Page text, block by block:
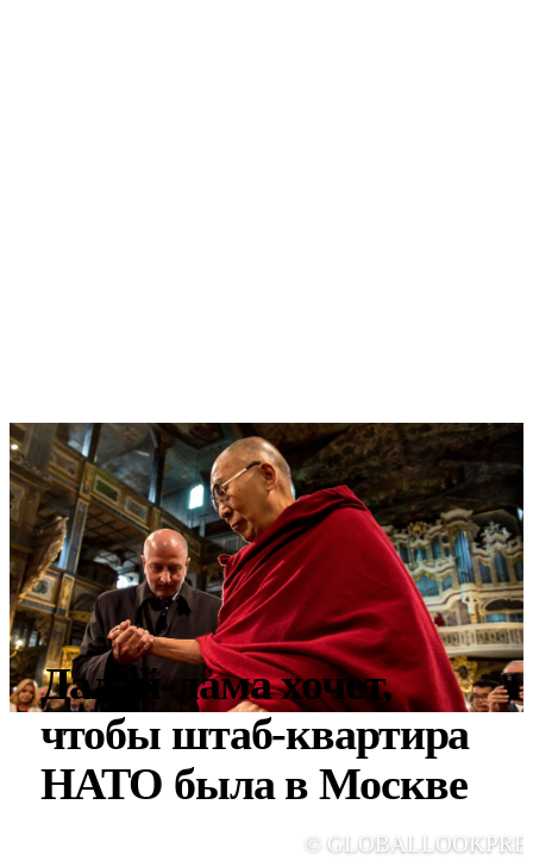
Далай-лама хочет,
чтобы штаб-квартира
НАТО была в Москве
©